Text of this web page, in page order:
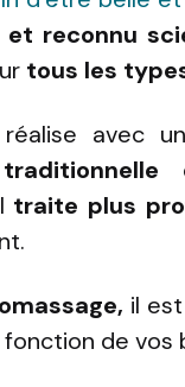
et reconnu
tous les
avec
traite plus
il
fonction de vos